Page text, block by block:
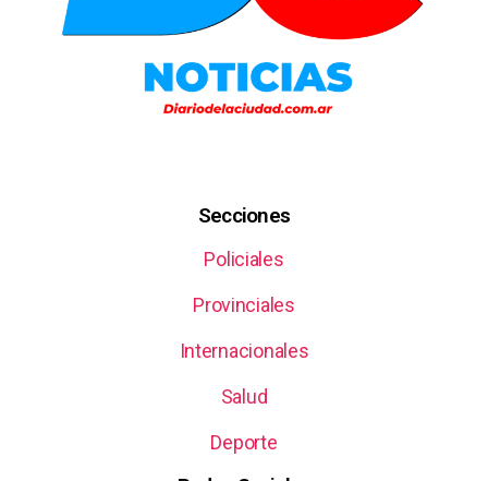
Secciones
Policiales
Provinciales
Internacionales
Salud
Deporte